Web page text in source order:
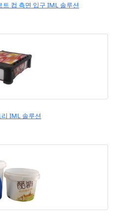
트 컵 측면 입구 IML 솔루션
IML 솔루션